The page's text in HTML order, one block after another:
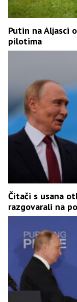
Putin na Aljasci
pilotima
Čitači s usana
razgovarali na